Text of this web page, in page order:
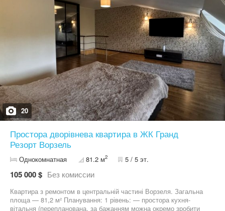
20
Простора дворівнева квартира в ЖК Гранд
Резорт Ворзель
Однокомнатная 81.2 м2 5 / 5 эт.
105 000 $ Без комиссии
Квартира з ремонтом в центральній частині Ворзеля. Загальна
площа — 81,2 м² Планування: 1 рівень: — простора кухня-
вітальня (перепланована, за бажанням можна окремо зробити